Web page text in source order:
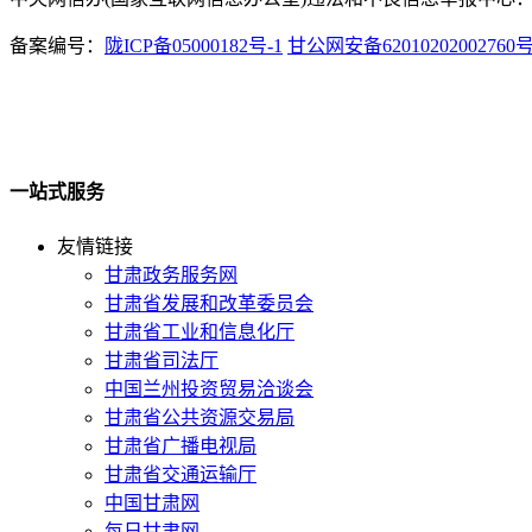
备案编号： 陇ICP备05000182号-1 甘公网安备62010202002760
一站式服务
友情链接
甘肃政务服务网
甘肃省发展和改革委员会
甘肃省工业和信息化厅
甘肃省司法厅
中国兰州投资贸易洽谈会
甘肃省公共资源交易局
甘肃省广播电视局
甘肃省交通运输厅
中国甘肃网